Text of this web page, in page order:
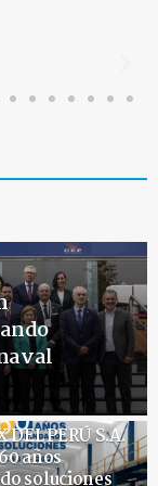
DEL PERÚ S.A.
años
soluciones